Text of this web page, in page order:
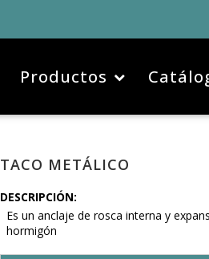
Productos
TACO METÁLICO
DESCRIPCIÓN:
Es un anclaje de rosca interna y
hormigón